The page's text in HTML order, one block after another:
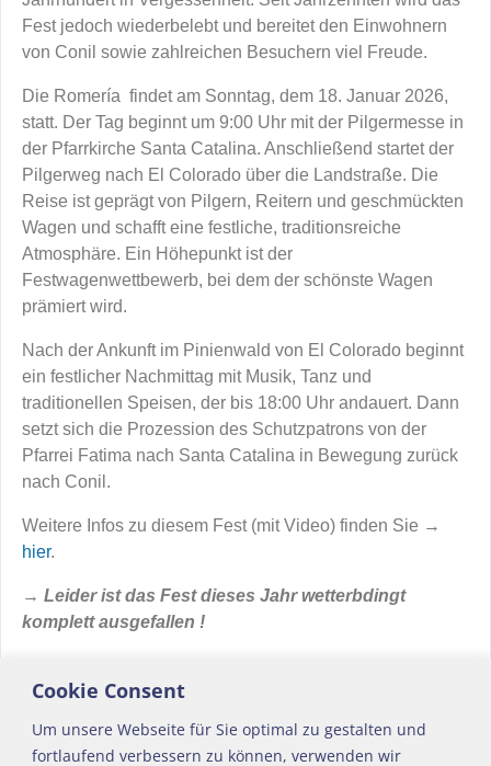
Cookie Consent
Um unsere Webseite für Sie optimal zu gestalten und
fortlaufend verbessern zu können, verwenden wir
Fest jedoch wiederbelebt und bereitet den Einwohnern
von Conil sowie zahlreichen Besuchern viel Freude.
Die Romería findet am Sonntag, dem 18. Januar 2026,
statt. Der Tag beginnt um 9:00 Uhr mit der Pilgermesse in
der Pfarrkirche Santa Catalina. Anschließend startet der
Pilgerweg nach El Colorado über die Landstraße. Die
Reise ist geprägt von Pilgern, Reitern und geschmückten
Wagen und schafft eine festliche, traditionsreiche
Atmosphäre. Ein Höhepunkt ist der
Festwagenwettbewerb, bei dem der schönste Wagen
prämiert wird.
Nach der Ankunft im Pinienwald von El Colorado beginnt
ein festlicher Nachmittag mit Musik, Tanz und
traditionellen Speisen, der bis 18:00 Uhr andauert. Dann
setzt sich die Prozession des Schutzpatrons von der
Pfarrei Fatima nach Santa Catalina in Bewegung zurück
nach Conil.
Weitere Infos zu diesem Fest (mit Video) finden Sie →
hier.
→ Leider ist das Fest dieses Jahr wetterbdingt
komplett ausgefallen !
Aktuelles
Artikelnavigation
Los Reyes Magos – Conil
2026
Winter in Conil